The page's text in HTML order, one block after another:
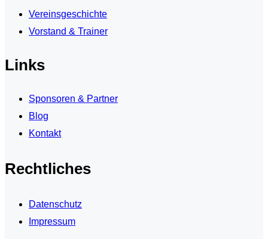
Vereinsgeschichte
Vorstand & Trainer
Links
Sponsoren & Partner
Blog
Kontakt
Rechtliches
Datenschutz
Impressum